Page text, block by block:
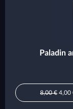
Paladin
8,00 € 4,00